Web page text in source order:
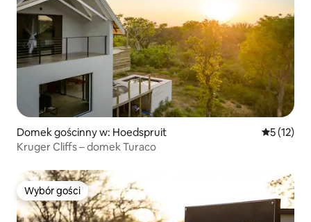
Domek gościnny w: Hoedspruit Średnia
5 (12)
Kruger Cliffs – domek Turaco
Wybór gości
Wybór gości